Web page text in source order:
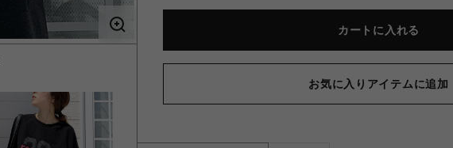
ワッフルボリュームトップス ブルー
カートに入れる
お気に入りアイテムに追加